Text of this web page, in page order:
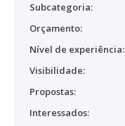
Subcategoria:
Orçamento:
Nível de experiência:
Visibilidade:
Propostas:
Interessados: